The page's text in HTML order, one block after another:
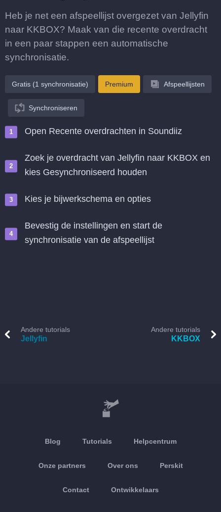
Heb je net een afspeellijst overgezet van Jellyfin
naar KKBOX? Maak van die recente overdracht
in een paar stappen een automatische
synchronisatie.
Gratis (1 synchronisatie) Premium Afspeellijsten
Synchroniseren
Open Recente overdrachten in Soundiiz
Zoek je overdracht van Jellyfin naar KKBOX en
kies Gesynchroniseerd houden
Kies je bijwerkschema en opties
Bevestig de instellingen en start de
synchronisatie van de afspeellijst
Andere tutorials
Jellyfin
Andere tutorials
KKBOX
Blog Tutorials Helpcentrum
Onze partners Over ons Perskit
Contact Ontwikkelaars